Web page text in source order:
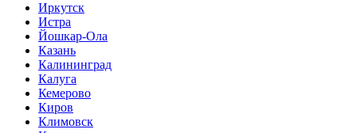
Иркутск
Истра
Йошкар-Ола
Казань
Калининград
Калуга
Кемерово
Киров
Климовск